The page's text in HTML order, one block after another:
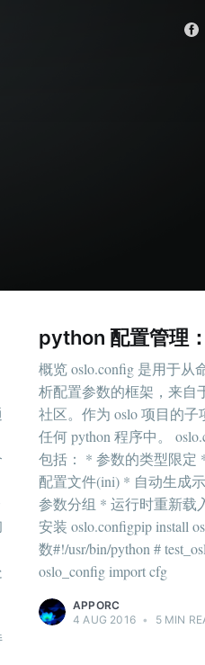
python 配置管理
概览 oslo.config 是用于从
析配置参数的框架，来自
社区。作为 oslo 项目的
任何 python 程序中。
包括： * 参数的类型限定
配置文件(ini) * 自动生成
参数分组 * 运行时重新载
安装 oslo.configpip install
数#!/usr/bin/python #
oslo_config import cfg
APPORC
4 AUG 2016 • 5 MIN